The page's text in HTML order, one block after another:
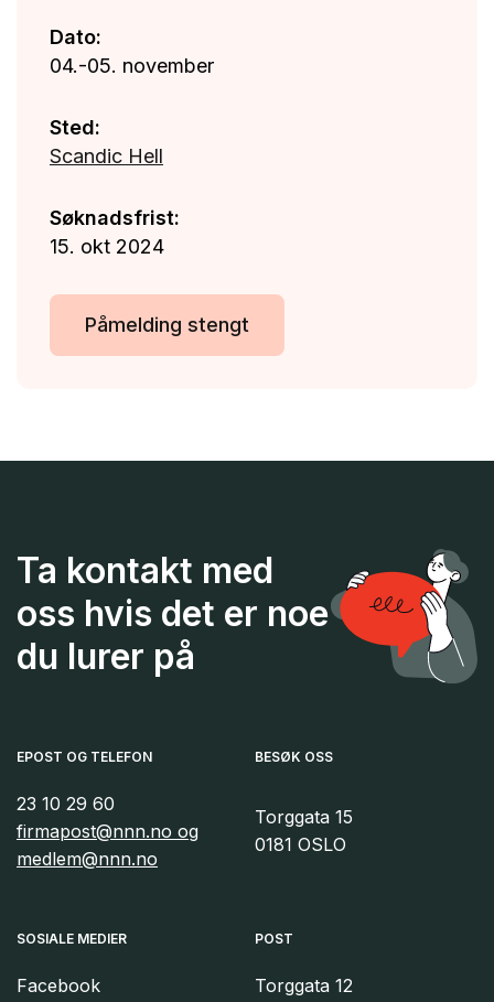
Dato:
04.-05. november
Sted:
Scandic Hell
Søknadsfrist:
15. okt 2024
Påmelding stengt
Ta kontakt med
oss hvis det er noe
du lurer på
EPOST OG TELEFON
23 10 29 60
firmapost@nnn.no og
medlem@nnn.no
SOSIALE MEDIER
Facebook
BESØK OSS
Torggata 15
0181 OSLO
POST
Torggata 12